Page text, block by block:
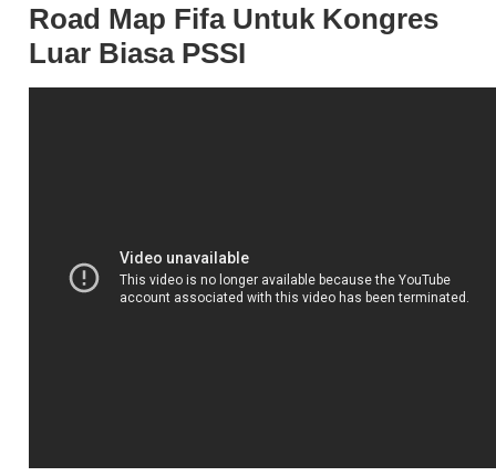
Road Map Fifa Untuk Kongres
Luar Biasa PSSI